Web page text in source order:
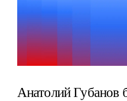
Анатолий Губанов